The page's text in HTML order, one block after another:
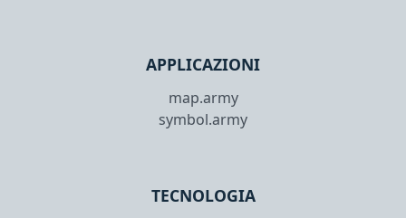
APPLICAZIONI
map.army
symbol.army
TECNOLOGIA